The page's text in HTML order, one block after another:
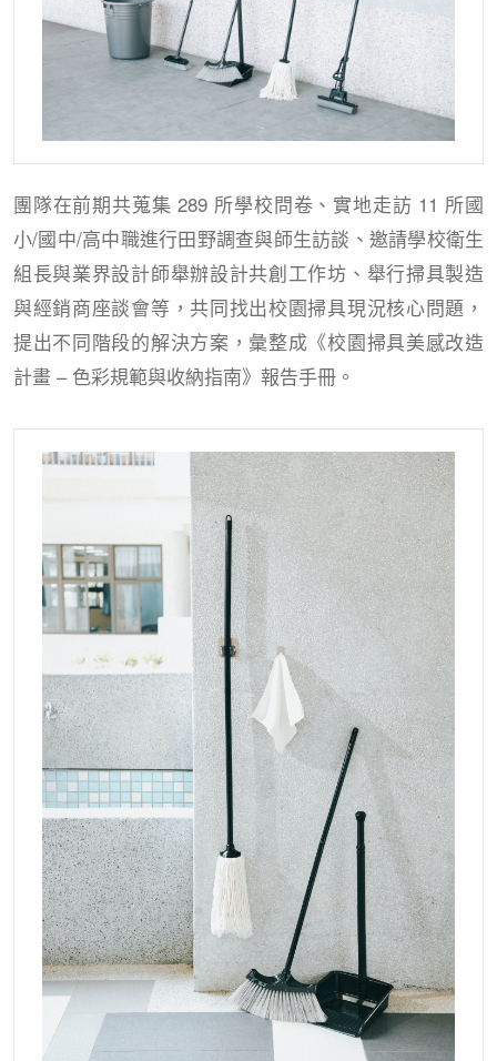
團隊在前期共蒐集 289 所學校問卷、實地走訪 11 所國
小/國中/高中職進行田野調查與師生訪談、邀請學校衛生
組長與業界設計師舉辦設計共創工作坊、舉行掃具製造
與經銷商座談會等，共同找出校園掃具現況核心問題，
提出不同階段的解決方案，彙整成《校園掃具美感改造
計畫 – 色彩規範與收納指南》報告手冊。